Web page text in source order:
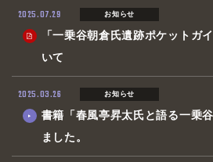
GALLERY
2025.07.29 お知らせ
「一乗谷朝倉氏遺跡ポケットガ
いて
2025.03.26 お知らせ
書籍「春風亭昇太氏と語る一乗
ました。